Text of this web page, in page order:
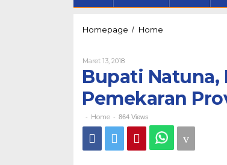
Homepage / Home
terus
Berjuang
Untuk
Pemekaran
Natuna
dan
Anambas
Maret 13, 2018Oleh
Bupati Natuna,
Pemekaran
- Home - 864 Views